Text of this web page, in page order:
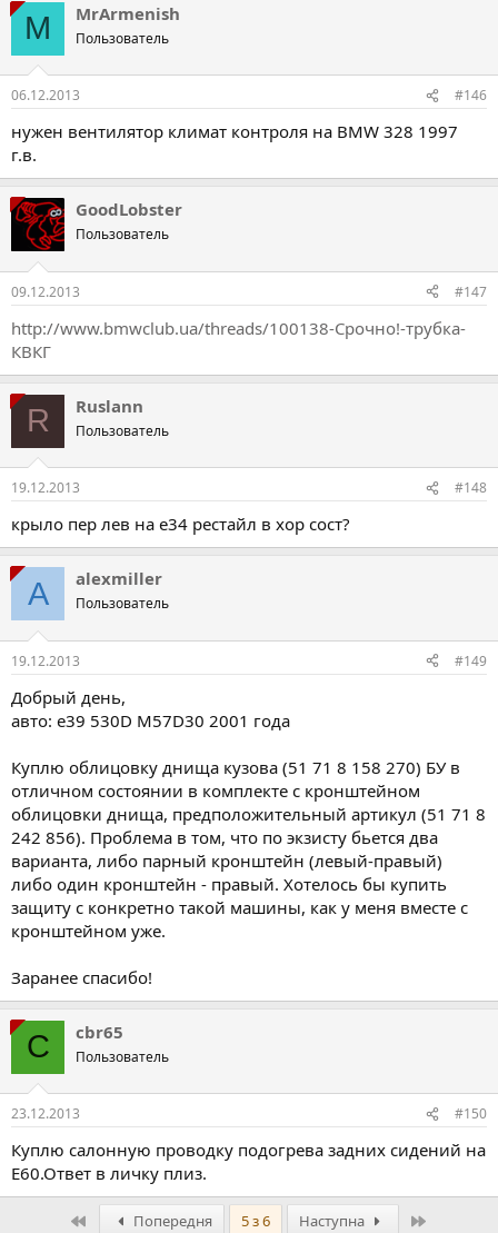
M MrArmenish
Пользователь
06.12.2013 #146
нужен вентилятор климат контроля на BMW 328 1997
г.в.
GoodLobster
Пользователь
09.12.2013 #147
http://www.bmwclub.ua/threads/100138-Срочно!-трубка-
КВКГ
R Ruslann
Пользователь
19.12.2013 #148
крыло пер лев на е34 рестайл в хор сост?
A alexmiller
Пользователь
19.12.2013 #149
Добрый день,
авто: е39 530D M57D30 2001 года
Куплю облицовку днища кузова (51 71 8 158 270) БУ в
отличном состоянии в комплекте с кронштейном
облицовки днища, предположительный артикул (51 71 8
242 856). Проблема в том, что по экзисту бьется два
варианта, либо парный кронштейн (левый-правый)
либо один кронштейн - правый. Хотелось бы купить
защиту с конкретно такой машины, как у меня вместе с
кронштейном уже.
Заранее спасибо!
C cbr65
Пользователь
23.12.2013 #150
Куплю салонную проводку подогрева задних сидений на
Е60.Ответ в личку плиз.
ПершийПопередня 5 з 6 Наступна